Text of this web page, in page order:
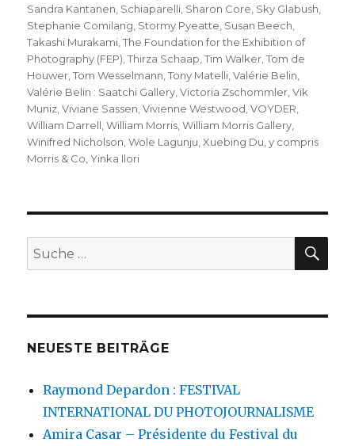
Sandra Kantanen, Schiaparelli, Sharon Core, Sky Glabush,
Stephanie Comilang, Stormy Pyeatte, Susan Beech,
Takashi Murakami,The Foundation for the Exhibition of
Photography (FEP),Thirza Schaap,Tim Walker,Tom de
Houwer,Tom Wesselmann,Tony Matelli,Valérie Belin,
Valérie Belin : Saatchi Gallery,Victoria Zschommler,Vik
Muniz,Viviane Sassen,Vivienne Westwood,VOYDER,
William Darrell,William Morris,William Morris Gallery,
Winifred Nicholson,Wole Lagunju,Xuebing Du,y compris
Morris & Co,Yinka Ilori
Suche
nach:
NEUESTE BEITRÄGE
Raymond Depardon : FESTIVAL
INTERNATIONAL DU PHOTOJOURNALISME
Amira Casar – Présidente du Festival du